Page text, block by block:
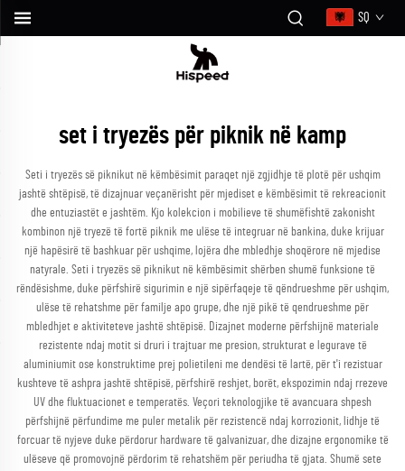
SQ
set i tryezës për piknik në kamp
Seti i tryezës së piknikut në këmbësimit paraqet një zgjidhje të plotë për ushqim
jashtë shtëpisë, të dizajnuar veçanërisht për mjediset e këmbësimit të rekreacionit
dhe entuziastët e jashtëm. Kjo kolekcion i mobilieve të shumëfishtë zakonisht
kombinon një tryezë të fortë piknik me ulëse të integruar në bankina, duke krijuar
një hapësirë të bashkuar për ushqime, lojëra dhe mbledhje shoqërore në mjedise
natyrale. Seti i tryezës së piknikut në këmbësimit shërben shumë funksione të
rëndësishme, duke përfshirë sigurimin e një sipërfaqeje të qëndrueshme për ushqim,
ulëse të rehatshme për familje apo grupe, dhe një pikë të qendrueshme për
mbledhjet e aktiviteteve jashtë shtëpisë. Dizajnet moderne përfshijnë materiale
rezistente ndaj motit si druri i trajtuar me presion, strukturat e legurave të
aluminiumit ose konstruktime prej polietileni me dendësi të lartë, për t'i rezistuar
kushteve të ashpra jashtë shtëpisë, përfshirë reshjet, borët, ekspozimin ndaj rrezeve
UV dhe fluktuacionet e temperatës. Veçori teknologjike të avancuara shpesh
përfshijnë përfundime me puler metalik për rezistencë ndaj korrozionit, lidhje të
forcuar të nyjeve duke përdorur hardware të galvanizuar, dhe dizajne ergonomike të
ulëseve që promovojnë përdorim të rehatshëm për periudha të gjata. Shumë sete